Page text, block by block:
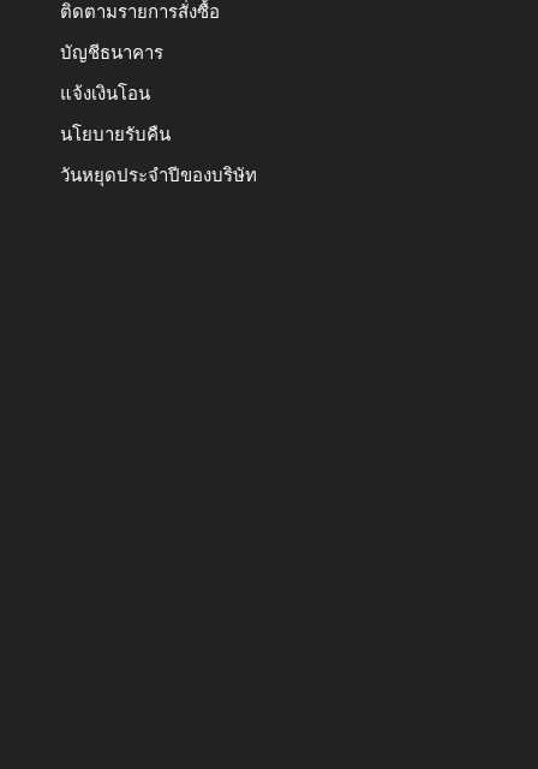
ติดตามรายการสั่งซื้อ
บัญชีธนาคาร
แจ้งเงินโอน
นโยบายรับคืน
วันหยุดประจำปีของบริษัท